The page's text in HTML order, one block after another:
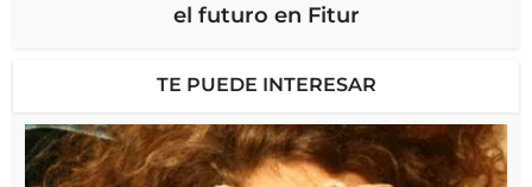
el futuro en Fitur
TE PUEDE INTERESAR